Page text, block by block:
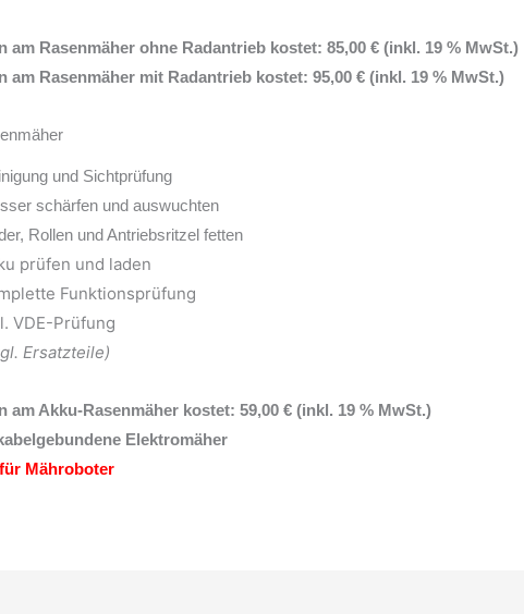
am Rasenmäher ohne Radantrieb kostet: 85,00 € (inkl. 19 % MwSt.)
am Rasenmäher mit Radantrieb kostet: 95,00 € (inkl. 19 % MwSt.)
und Sichtprüfung
schärfen und auswuchten
Rollen und Antriebsritzel fetten
prüfen und laden
Funktionsprüfung
VDE-Prüfung
Ersatzteile)
am Akku-Rasenmäher kostet: 59,00 € (inkl. 19 % MwSt.)
Elektromäher
Mähroboter